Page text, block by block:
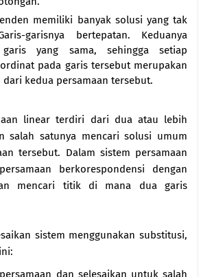
memiliki banyak solusi yang tak
garisnya bertepatan. Keduanya
garis yang sama, sehingga setiap
pada garis tersebut merupakan
dari kedua persamaan tersebut.
linear terdiri dari dua atau lebih
salah satunya mencari solusi umum
tersebut. Dalam sistem persamaan
berkorespondensi dengan
mencari titik di mana dua garis
sistem menggunakan substitusi,
dan selesaikan untuk salah